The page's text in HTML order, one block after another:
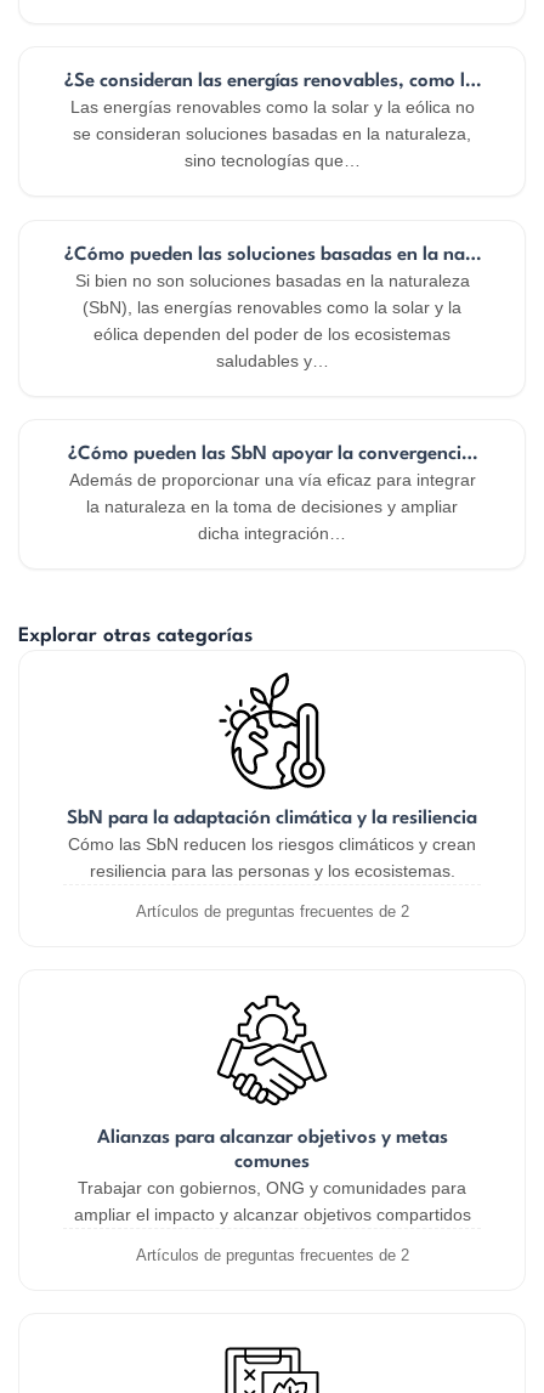
¿Se consideran las energías renovables, como la solar
Las energías renovables como la solar y la eólica no
se consideran soluciones basadas en la naturaleza,
sino tecnologías que…
¿Cómo pueden las soluciones basadas en la
Si bien no son soluciones basadas en la naturaleza
(SbN), las energías renovables como la solar y la
eólica dependen del poder de los ecosistemas
saludables y…
¿Cómo pueden las SbN apoyar la convergencia de
Además de proporcionar una vía eficaz para integrar
la naturaleza en la toma de decisiones y ampliar
dicha integración…
Explorar otras categorías
SbN para la adaptación climática y la resiliencia
Cómo las SbN reducen los riesgos climáticos y crean
resiliencia para las personas y los ecosistemas.
Artículos de preguntas frecuentes de 2
Alianzas para alcanzar objetivos y metas
comunes
Trabajar con gobiernos, ONG y comunidades para
ampliar el impacto y alcanzar objetivos compartidos
Artículos de preguntas frecuentes de 2